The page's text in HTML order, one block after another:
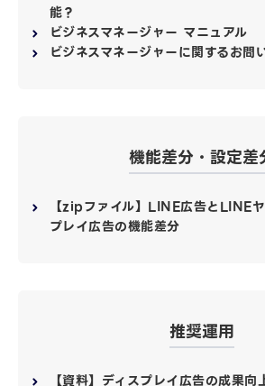
能？
ビジネスマネージャー マニュアル
ビジネスマネージャーに関するお問
機能差分・設定差
【zipファイル】LINE広告とLINE
プレイ広告の機能差分
推奨運用
【資料】ディスプレイ広告の成果